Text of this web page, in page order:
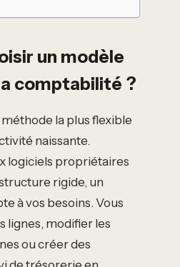
un modèle
comptabilité ?
la plus flexible
naissante.
logiciels propriétaires
rigide, un
à vos besoins. Vous
lignes, modifier les
ou créer des